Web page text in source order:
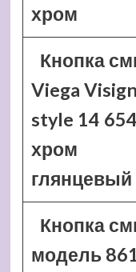
хром
Кнопка
Viega
style 14
хром
глянцевый
Кнопка
модель